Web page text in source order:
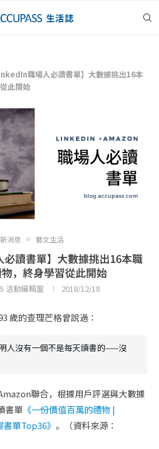
職場人必讀書單】大數據挑出16本
此開始
消息 藝文生活
必讀書單】大數據挑出16本職
，終身學習從此開始
活動編輯室 2018/12/18
歲的查理芒格曾說過：
人沒有一個不是每天讀書的——沒
聯合，根據用戶評選與大數據
書單 《一份價值百萬的禮物 |
單Top36》 。（資料來源：